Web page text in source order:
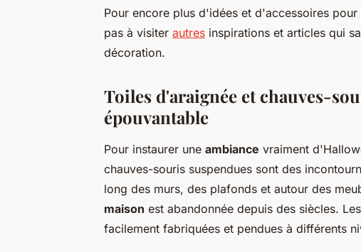
Pour encore plus d'idées et d'accessoires
pas à visiter autres inspirations et articles qui
décoration.
Toiles d'araignée et chauves-
épouvantable
Pour instaurer une ambiance vraiment
chauves-souris suspendues sont des
long des murs, des plafonds et autour des
maison est abandonnée depuis des siècles.
facilement fabriquées et pendues à différents